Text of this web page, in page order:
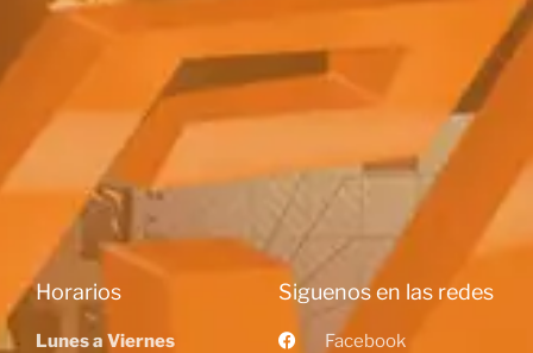
Horarios
Lunes a Viernes
Siguenos en las redes
Facebook